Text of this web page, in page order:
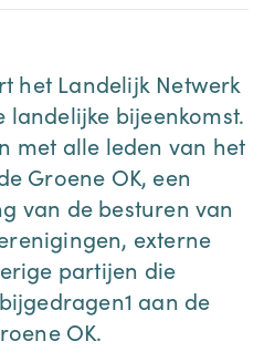
het Landelijk Netwerk
landelijke bijeenkomst.
met alle leden van het
Groene OK, een
van de besturen van
externe
partijen die
aan de
OK.